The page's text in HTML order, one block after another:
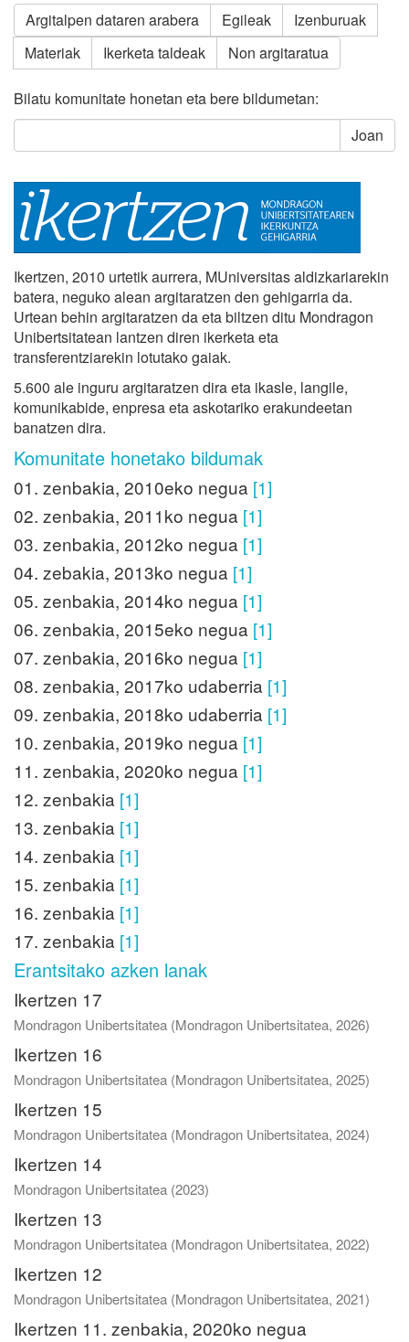
Argitalpen dataren arabera Egileak
Izenburuak
Materiak
Ikerketa taldeak Non argitaratua
Bilatu komunitate honetan eta bere bildumetan:
Joan
Ikertzen, 2010 urtetik aurrera, MUniversitas aldizkariarekin
batera, neguko alean argitaratzen den gehigarria da.
Urtean behin argitaratzen da eta biltzen ditu Mondragon
Unibertsitatean lantzen diren ikerketa eta
transferentziarekin lotutako gaiak.
5.600 ale inguru argitaratzen dira eta ikasle, langile,
komunikabide, enpresa eta askotariko erakundeetan
banatzen dira.
Komunitate honetako bildumak
01. zenbakia, 2010eko negua [1]
02. zenbakia, 2011ko negua [1]
03. zenbakia, 2012ko negua [1]
04. zebakia, 2013ko negua [1]
05. zenbakia, 2014ko negua [1]
06. zenbakia, 2015eko negua [1]
07. zenbakia, 2016ko negua [1]
08. zenbakia, 2017ko udaberria [1]
09. zenbakia, 2018ko udaberria [1]
10. zenbakia, 2019ko negua [1]
11. zenbakia, 2020ko negua [1]
12. zenbakia [1]
13. zenbakia [1]
14. zenbakia [1]
15. zenbakia [1]
16. zenbakia [1]
17. zenbakia [1]
Erantsitako azken lanak
Ikertzen 17
Mondragon Unibertsitatea (Mondragon Unibertsitatea, 2026)
Ikertzen 16
Mondragon Unibertsitatea (Mondragon Unibertsitatea, 2025)
Ikertzen 15
Mondragon Unibertsitatea (Mondragon Unibertsitatea, 2024)
Ikertzen 14
Mondragon Unibertsitatea (2023)
Ikertzen 13
Mondragon Unibertsitatea (Mondragon Unibertsitatea, 2022)
Ikertzen 12
Mondragon Unibertsitatea (Mondragon Unibertsitatea, 2021)
Ikertzen 11. zenbakia, 2020ko negua